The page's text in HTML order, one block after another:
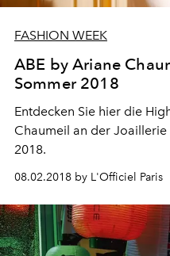
FASHION WEEK
ABE by Ariane
Sommer 2018
Entdecken Sie hier die
Chaumeil an der
2018.
08.02.2018 by L'Officiel Paris